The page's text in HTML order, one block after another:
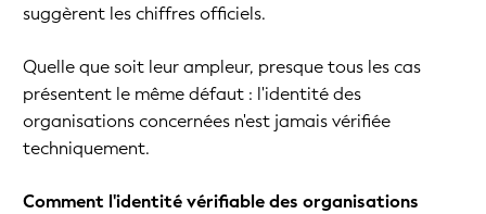
suggèrent les chiffres officiels.
Quelle que soit leur ampleur, presque tous les cas
présentent le même défaut : l'identité des
organisations concernées n'est jamais vérifiée
techniquement.
Comment l'identité vérifiable des organisations